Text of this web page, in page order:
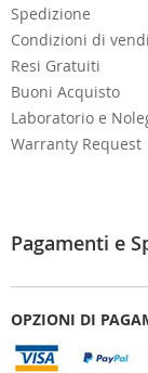
Spedizione
Condizioni di
Resi Gratuiti
Buoni Acquisto
Laboratorio e
Warranty Request
Pagamenti e
OPZIONI DI